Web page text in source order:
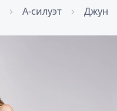
А-силуэт Джун